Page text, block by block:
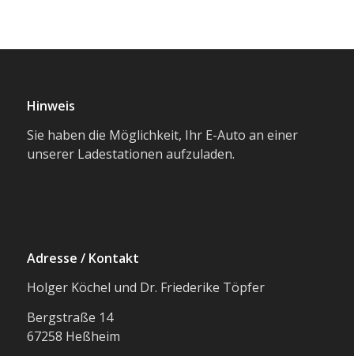
Hinweis
Sie haben die Möglichkeit, Ihr E-Auto an einer
unserer Ladestationen aufzuladen.
Adresse / Kontakt
Holger Köchel und Dr. Friederike Töpfer
Bergstraße 14
67258 Heßheim